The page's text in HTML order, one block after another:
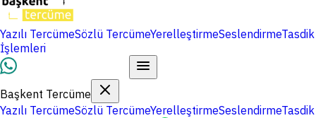
Yazılı TercümeSözlü TercümeYerelleştirmeSeslendirmeTasdik
İşlemleri
Başkent Tercüme
Yazılı TercümeSözlü TercümeYerelleştirmeSeslendirmeTasdik